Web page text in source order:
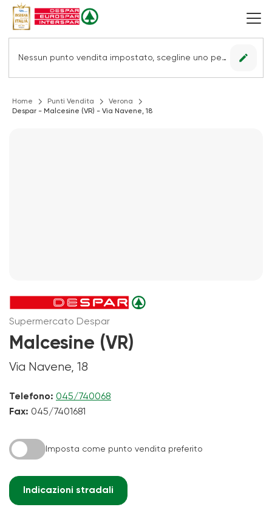
Nessun punto vendita impostato, scegline uno per vedere le offerte. edit
Home Punti Vendita
Verona
Despar - Malcesine (VR) - Via Navene, 18
Supermercato Despar
Malcesine (VR)
Via Navene, 18
Telefono: 045/740068
Fax: 045/7401681
Imposta come punto vendita preferito
Indicazioni stradali